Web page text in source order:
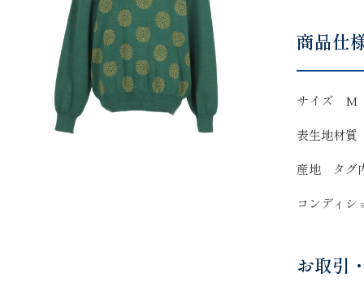
商品仕
サイズ M
表生地材
産地 タグ
コンディ
お取引